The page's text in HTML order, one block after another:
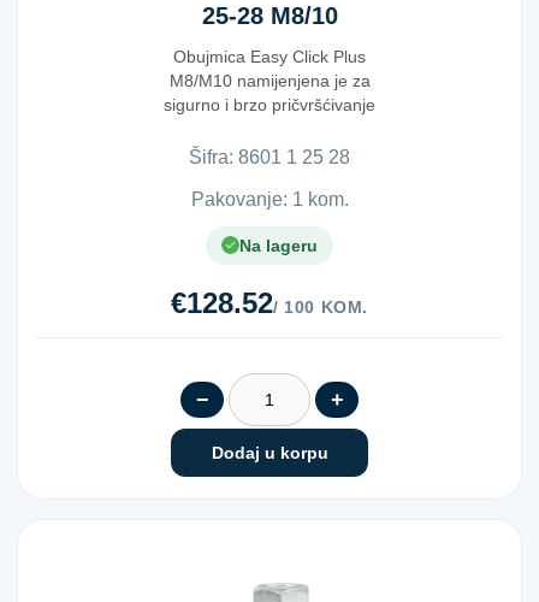
25-28 M8/10
Obujmica Easy Click Plus
M8/M10 namijenjena je za
sigurno i brzo pričvršćivanje
Šifra: 8​6​0​1​ ​1​ ​2​5​ ​2​8​
Pakovanje: 1 kom.
Na lageru
€128.52/ 100 KOM.
− +
Dodaj u korpu